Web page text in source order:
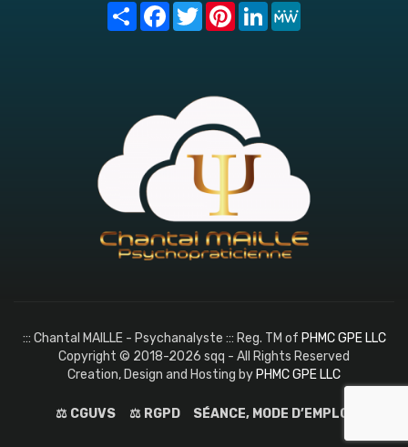
Share FacebookTwitterPinterest
LinkedIn
::: Chantal MAILLE - Psychanalyste ::: Reg. TM of PHMC GPE LLC
Copyright © 2018-2026 sqq - All Rights Reserved
Creation, Design and Hosting byPHMC GPE LLC
⚖️ CGUVS ⚖️ RGPD SÉANCE, MODE D’EMPLOI